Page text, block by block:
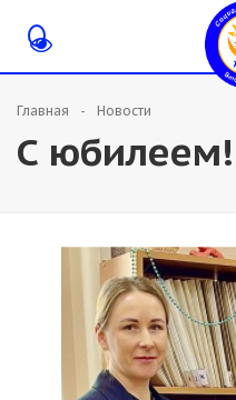
Главная Новости
С юбилеем!